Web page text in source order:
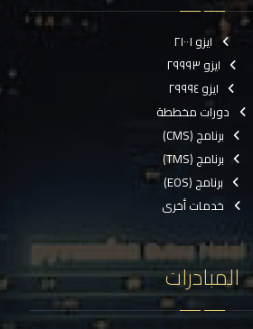
ايزو ٢١٠٠١
ايزو ٢٩٩٩٣
ايزو ٢٩٩٩٤
دورات مخططة
برنامج (CMS)
برنامج (TMS)
برنامج (EOS)
خدمات أخرى
المبادرات